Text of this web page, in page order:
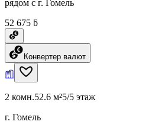
рядом с г. Гомель
52 675 ƃ
Конвертер валют
2 комн.52.6 м²5/5 этаж
г. Гомель